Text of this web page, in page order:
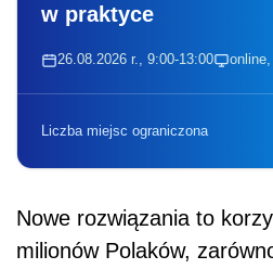
w praktyce
26.08.2026 r., 9:00-13:00
Liczba miejsc ograniczona
Nowe rozwiązania to
milionów Polaków,